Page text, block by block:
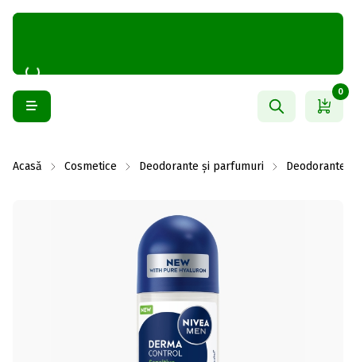
0
Acasă Cosmetice Deodorante și parfumuri Deodorante